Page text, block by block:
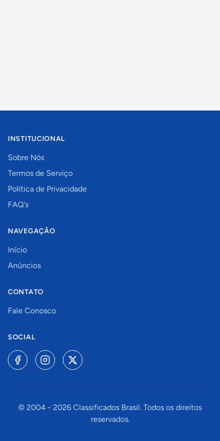
INSTITUCIONAL
Sobre Nós
Termos de Serviço
Política de Privacidade
FAQ's
NAVEGAÇÃO
Início
Anúncios
CONTATO
Fale Conosco
SOCIAL
© 2004 - 2026 Classificados Brasil. Todos os direitos
reservados.